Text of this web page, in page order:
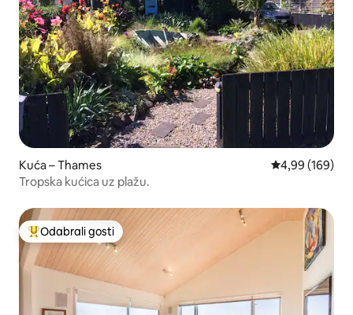
Kuća – Thames Prosječna
4,99 (169)
Tropska kućica uz plažu.
Među najviše rangiranima s oznakom „Odabrali gosti”
Odabrali gosti